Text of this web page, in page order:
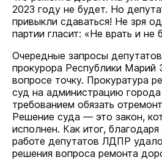
2023 году не будет. Но
привыкли сдаваться! Не зря
партии гласит: «Не врать и не
Очередные запросы
прокурора Республики Марий
вопросе точку. Прокуратура
суд на администрацию
требованием обязать
Решение суда — это закон,
исполнен. Как итог,
работе депутатов ЛДПР
решения вопроса ремонта